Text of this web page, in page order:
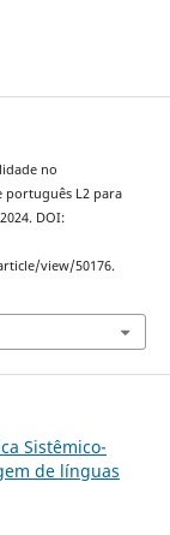
no
português L2 para
DOI:
view/50176.
Sistêmico-
de línguas